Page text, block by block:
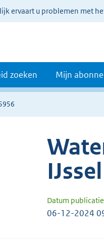
ervaart u problemen met
zoeken Mijn
IJssel
Datum publicatie
06-12-2024